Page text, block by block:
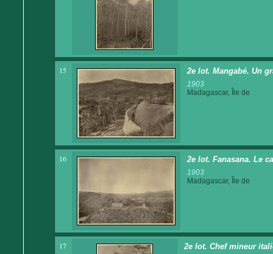
15 2e lot. Mangabé. Un
1903
Madagascar, Île de
16 2e lot. Fanasana. Le
1903
Madagascar, Île de
17 2e lot. Chef mineur